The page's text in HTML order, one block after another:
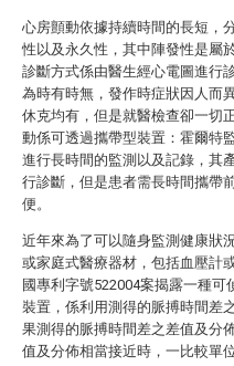
心房顫動依據持續時間的長短，
性以及永久性，其中陣發性是屬
診斷方式係由醫生經心電圖進行
為時有時無，發作時症狀因人而
休克均有，但是就醫檢查卻一切
動係可透過攜帶型裝置：霍爾特
進行長時間的監測以及記錄，其
行診斷，但是患者需長時間攜帶
便。
近年來為了可以隨身監測健康狀
或家庭式醫療器材，包括血壓計
國專利字號522004案揭露一種可
裝置，係利用測得的脈搏時間差
果測得的脈搏時間差之差值及分
值及分佈相當接近時，一比較單